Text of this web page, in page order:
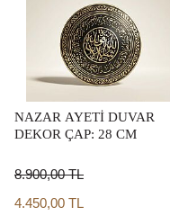
NAZAR AYETİ DUVAR
DEKOR ÇAP: 28 CM
8.900,00TL
4.450,00 TL